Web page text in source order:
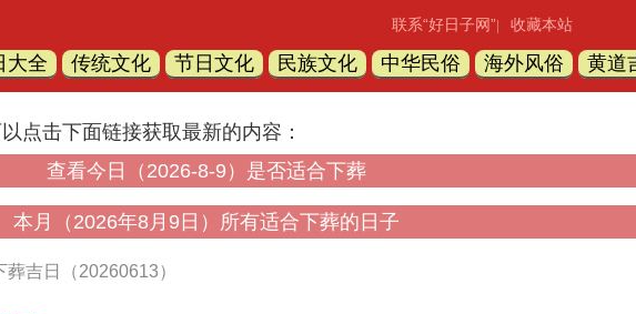
联系“好日子网” 收藏本站
大全 传统文化 节日文化 民族文化 中华民俗 海外风俗
黄道
点击下面链接获取最新的内容：
查看今日（2026-8-9）是否适合下葬
本月（2026年8月9日）所有适合下葬的日子
葬吉日（20260613）